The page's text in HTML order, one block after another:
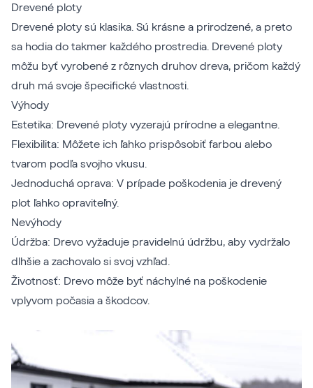
Drevené ploty
Drevené ploty sú klasika. Sú krásne a prirodzené, a preto
sa hodia do takmer každého prostredia. Drevené ploty
môžu byť vyrobené z rôznych druhov dreva, pričom každý
druh má svoje špecifické vlastnosti.
Výhody
Estetika: Drevené ploty vyzerajú prírodne a elegantne.
Flexibilita: Môžete ich ľahko prispôsobiť farbou alebo
tvarom podľa svojho vkusu.
Jednoduchá oprava: V prípade poškodenia je drevený
plot ľahko opraviteľný.
Nevýhody
Údržba: Drevo vyžaduje pravidelnú údržbu, aby vydržalo
dlhšie a zachovalo si svoj vzhľad.
Životnosť: Drevo môže byť náchylné na poškodenie
vplyvom počasia a škodcov.